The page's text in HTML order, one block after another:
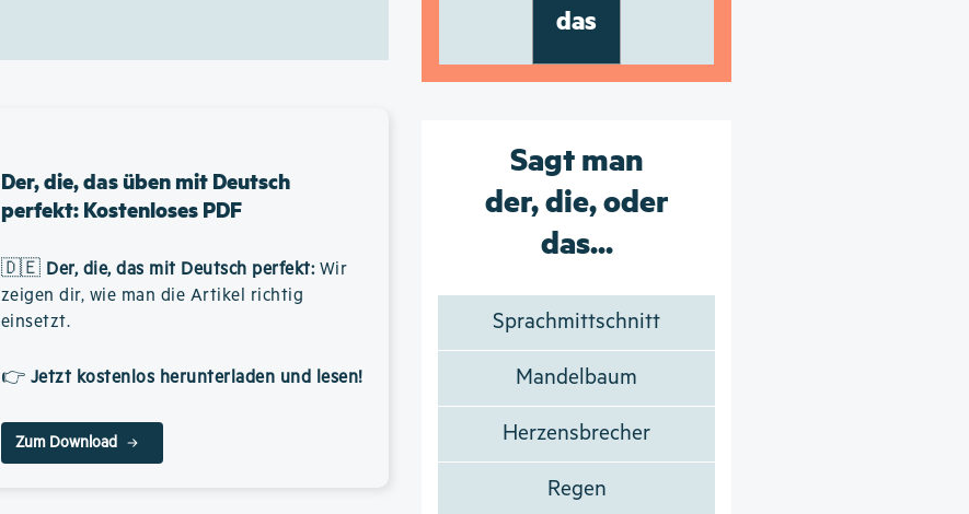
Der, die, das üben mit Deutsch
perfekt: Kostenloses PDF
🇩🇪 Der, die, das mit Deutsch perfekt: Wir
zeigen dir, wie man die Artikel richtig
einsetzt.
👉 Jetzt kostenlos herunterladen und lesen!
Zum Download
das
Sagt man
der, die, oder
das...
Sprachmittschnitt
Mandelbaum
Herzensbrecher
Regen